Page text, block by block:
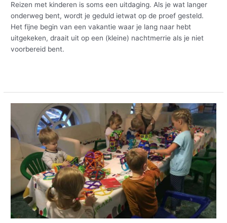
Reizen met kinderen is soms een uitdaging. Als je wat langer
onderweg bent, wordt je geduld ietwat op de proef gesteld.
Het fijne begin van een vakantie waar je lang naar hebt
uitgekeken, draait uit op een (kleine) nachtmerrie als je niet
voorbereid bent.
Organiseer
origineel
verjaardagsfeestje
Magformers